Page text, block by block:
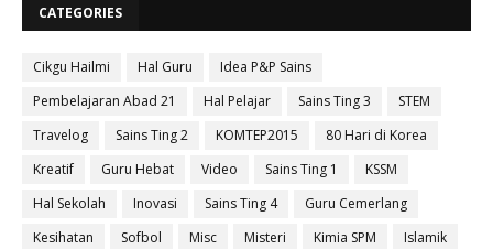
CATEGORIES
Cikgu Hailmi Hal Guru
Idea P&P Sains
Pembelajaran Abad 21
Hal Pelajar Sains Ting 3
STEM
Travelog
Sains Ting 2 KOMTEP2015
80 Hari di Korea
Kreatif
Guru Hebat Video Sains Ting 1
KSSM
Hal Sekolah
Inovasi Sains Ting 4
Guru Cemerlang
Kesihatan
Sofbol Misc Misteri Kimia SPM
Islamik